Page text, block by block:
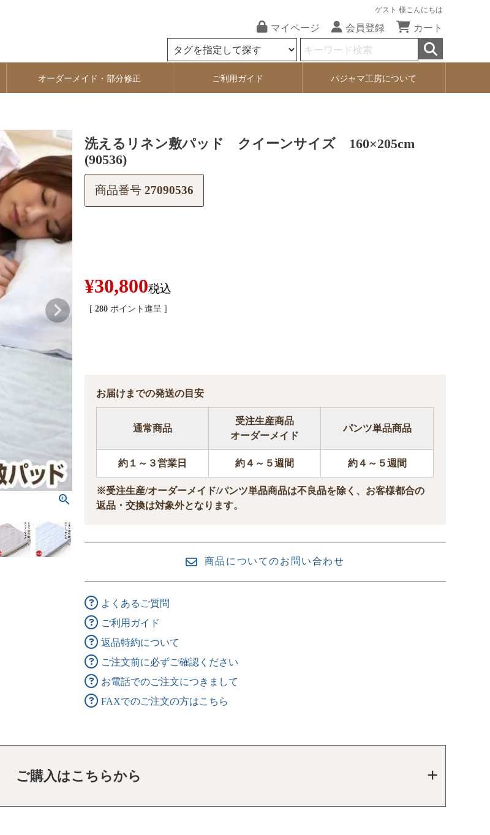
ゲスト 様こんにちは
マイページ 会員登録 カート
オーダーメイド・部分修正 ご利用ガイド パジャマ工房について
洗えるリネン敷パッド クイーンサイズ 160×205cm
(90536)
商品番号 27090536
¥30,800税込
[ 280 ポイント進呈 ]
お届けまでの発送の目安
通常商品
受注生産商品
オーダーメイド
パンツ単品商品
約１～３営業日 約４～５週間 約４～５週間
※受注生産/オーダーメイド/パンツ単品商品は不良品を除く、お客様都合の
返品・交換は対象外となります。
商品についてのお問い合わせ
よくあるご質問
ご利用ガイド
返品特約について
ご注文前に必ずご確認ください
お電話でのご注文につきまして
FAXでのご注文の方はこちら
ご購入はこちらから